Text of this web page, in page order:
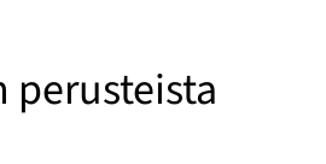
perusteista